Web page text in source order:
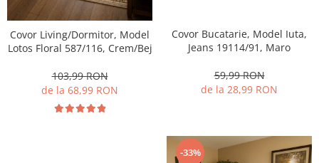
Covor Living/Dormitor, Model
Lotos Floral 587/116, Crem/Bej
103,99 RON
de la 68,99 RON
Covor Bucatarie, Model Iuta,
Jeans 19114/91, Maro
59,99 RON
de la 28,99 RON
-33%